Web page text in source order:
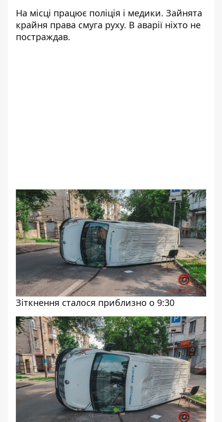
На місці працює поліція і медики. Зайнята
крайня права смуга руху. В аварії ніхто не
постраждав.
Зіткнення сталося приблизно о 9:30